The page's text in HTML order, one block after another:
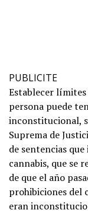
PUBLICITE
Establecer límites
persona puede
inconstitucional,
Suprema de
de sentencias
cannabis, que se
de que el año
prohibiciones del
eran